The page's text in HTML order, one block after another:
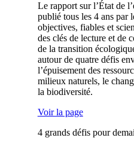
Le rapport sur l’État de
publié tous les 4 ans
objectives, fiables et
des clés de lecture et de
de la transition
autour de quatre défis
l’épuisement des
milieux naturels, le
la biodiversité.
Voir la page
4 grands défis pour